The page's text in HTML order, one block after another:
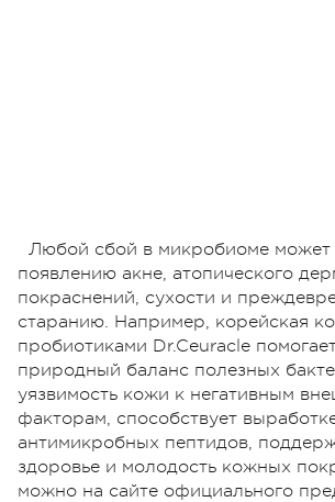
Любой сбой в микробиоме может
появлению акне, атопического
покраснений, сухости и
старанию. Например, корейская
пробиотиками Dr.Ceuracle
природный баланс полезных
уязвимость кожи к негативным
факторам, способствует
антимикробных пептидов,
здоровье и молодость кожных
можно на сайте официального